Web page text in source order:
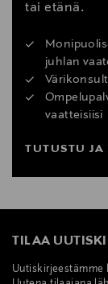
tai etänä.
juhlan
vaatteisiisi
TUTUSTU
TILAA
Uutiskirjeestämme